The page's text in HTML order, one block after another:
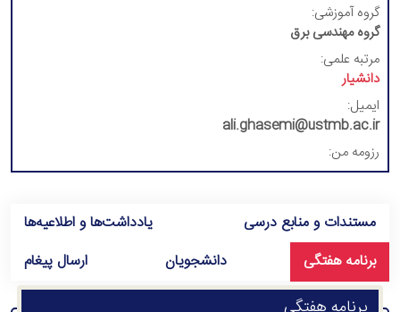
گروه آموزشی:
گروه مهندسی برق
مرتبه علمی:
دانشیار
ایمیل:
ali.ghasemi@ustmb.ac.ir
رزومه من:
مستندات و منابع درسی
یادداشت‌ها و اطلاعیه‌ها
برنامه هفتگی
دانشجویان ارسال پیغام